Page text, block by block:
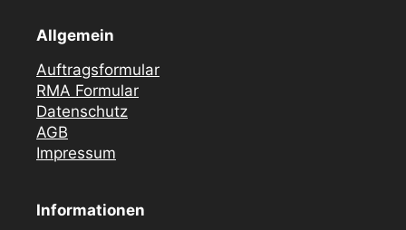
Allgemein
Auftragsformular
RMA Formular
Datenschutz
AGB
Impressum
Informationen